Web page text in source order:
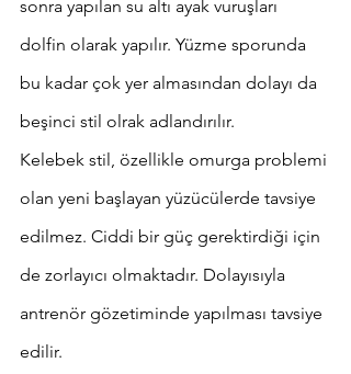
sonra yapılan su altı ayak vuruşları
dolfin olarak yapılır. Yüzme sporunda
bu kadar çok yer almasından dolayı da
beşinci stil olrak adlandırılır.
Kelebek stil, özellikle omurga problemi
olan yeni başlayan yüzücülerde tavsiye
edilmez. Ciddi bir güç gerektirdiği için
de zorlayıcı olmaktadır. Dolayısıyla
antrenör gözetiminde yapılması tavsiye
edilir.